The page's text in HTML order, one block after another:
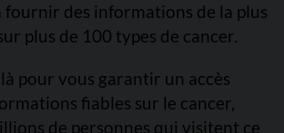
fournir des informations de la plus
plus de 100 types de cancer.
pour vous garantir un accès
fiables sur le cancer,
de personnes qui visitent ce